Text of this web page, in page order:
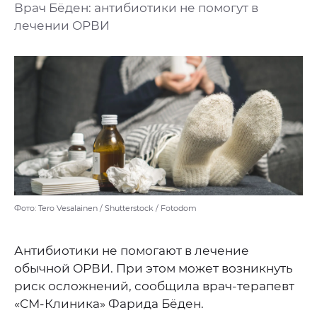
Врач Бёден: антибиотики не помогут в
лечении ОРВИ
Фото: Tero Vesalainen / Shutterstock / Fotodom
Антибиотики не помогают в лечение
обычной ОРВИ. При этом может возникнуть
риск осложнений, сообщила врач-терапевт
«СМ-Клиника» Фарида Бёден.